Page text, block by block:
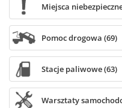
Miejsca
Pomoc drogowa (69)
Stacje paliwowe (63)
Warsztaty